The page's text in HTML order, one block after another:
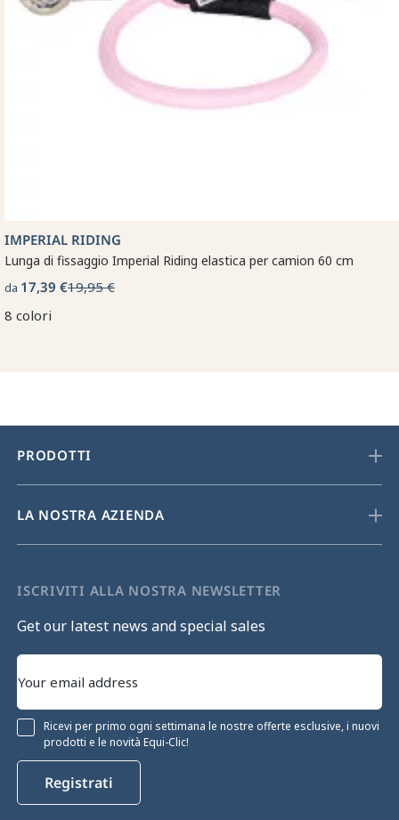
IMPERIAL RIDING
Lunga di fissaggio Imperial Riding elastica per camion 60 cm
da 17,39 €19,95 €
8 colori
PRODOTTI
LA NOSTRA AZIENDA
ISCRIVITI ALLA NOSTRA NEWSLETTER
Get our latest news and special sales
Ricevi per primo ogni settimana le nostre offerte esclusive, i nuovi
prodotti e le novità Equi-Clic!
Registrati